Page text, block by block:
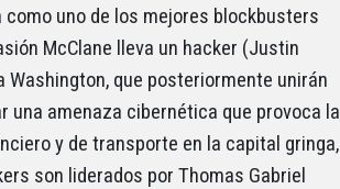
uno de los mejores blockbusters
McClane lleva un hacker (Justin
Washington, que posteriormente unirán
una amenaza cibernética que provoca la
y de transporte en la capital gringa,
son liderados por Thomas Gabriel